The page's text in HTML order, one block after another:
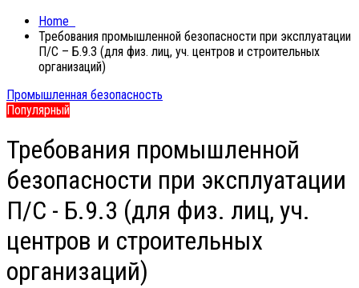
Home
Требования промышленной безопасности при эксплуатации
П/С – Б.9.3 (для физ. лиц, уч. центров и строительных
организаций)
Промышленная безопасность
Популярный
Требования промышленной
безопасности при эксплуатации
П/С - Б.9.3 (для физ. лиц, уч.
центров и строительных
организаций)